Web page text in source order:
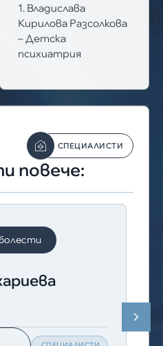
повече:
СПЕЦИАЛИСТИ
1. Владислава
Кирилова Разсолкова
– Детска
психиатрия